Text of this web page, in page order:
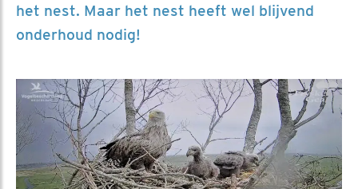
het nest. Maar het nest heeft wel blijvend
onderhoud nodig!